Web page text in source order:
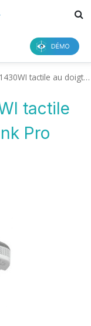
VPI Epson EB-1430WI tactile au doigt, BrightLink Pro entreprise
tactile
Pro